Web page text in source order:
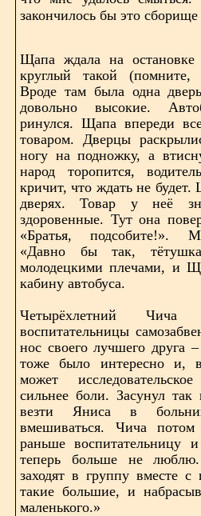
закончилось бы это
Щапа ждала на остановке
круглый такой
Вроде там была одна
довольно высокие.
ринулся. Щапа впереди
товаром. Дверцы
ногу на подножку, а
народ торопится,
кричит, что ждать не будет.
дверях. Товар у неё
здоровенные. Тут она
«Братья, подсобите!».
«Давно бы так,
молодецкими плечами, и
кабину автобуса.
Четырёхлетний
воспитательницы
нос своего лучшего друга
тоже было интересно и,
может
сильнее боли. Засунул
везти Яниса в
вмешиваться. Чича
раньше воспитательницу
теперь больше не люблю.
заходят в группу вместе
такие большие, и
маленького.»